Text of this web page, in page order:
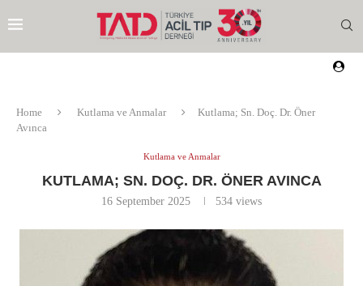
Home Kutlama ve Anmalar
Kutlama; Sn. Doç. Dr. Öner
Avınca
Kutlama ve Anmalar
KUTLAMA; SN. DOÇ. DR. ÖNER AVINCA
16 September 2025 534 views